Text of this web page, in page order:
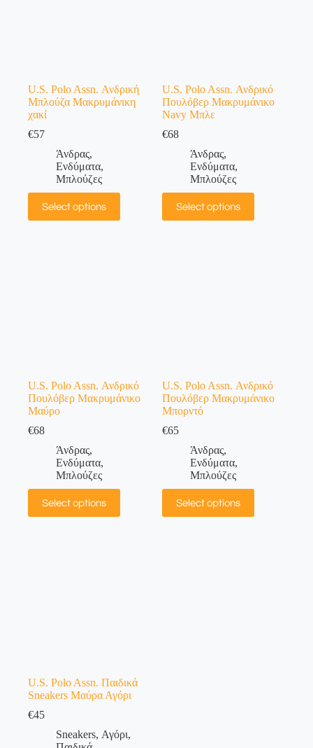
U.S. Polo Assn. Ανδρική
Μπλούζα Μακρυμάνικη
χακί
€57
Άνδρας,
Ενδύματα,
Μπλούζες
Select options
U.S. Polo Assn. Ανδρικό
Πουλόβερ Μακρυμάνικο
Navy Μπλε
€68
Άνδρας,
Ενδύματα,
Μπλούζες
Select options
U.S. Polo Assn. Ανδρικό
Πουλόβερ Μακρυμάνικο
Μαύρο
€68
Άνδρας,
Ενδύματα,
Μπλούζες
Select options
U.S. Polo Assn. Ανδρικό
Πουλόβερ Μακρυμάνικο
Μπορντό
€65
Άνδρας,
Ενδύματα,
Μπλούζες
Select options
U.S. Polo Assn. Παιδικά
Sneakers Μαύρα Αγόρι
€45
Sneakers, Αγόρι,